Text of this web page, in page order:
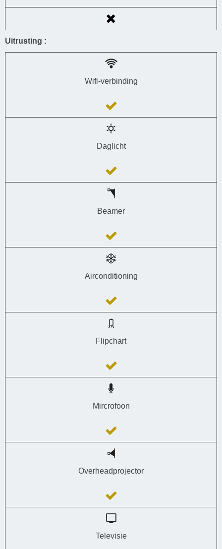
Uitrusting :
Wifi-verbinding
Daglicht
Beamer
Airconditioning
Flipchart
Mircrofoon
Overheadprojector
Televisie